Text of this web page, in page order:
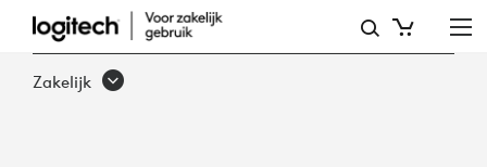
EXTERNE
WERKPLEKKEN
Zakelijk